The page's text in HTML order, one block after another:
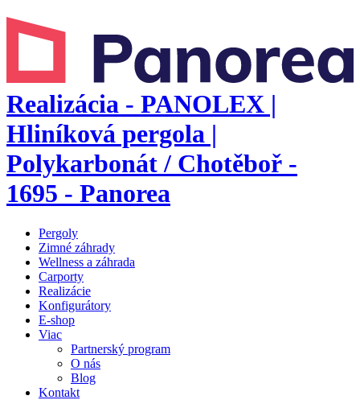
Realizácia - PANOLEX |
Hliníková pergola |
Polykarbonát / Chotěboř -
1695 - Panorea
Pergoly
Zimné záhrady
Wellness a záhrada
Carporty
Realizácie
Konfigurátory
E-shop
Viac
Partnerský program
O nás
Blog
Kontakt